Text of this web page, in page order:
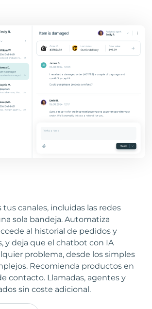
canales, incluidas las redes
sola bandeja. Automatiza
al historial de pedidos y
y deja que el chatbot con IA
problema, desde los simples
Recomienda productos en
contacto. Llamadas, agentes y
sin coste adicional.